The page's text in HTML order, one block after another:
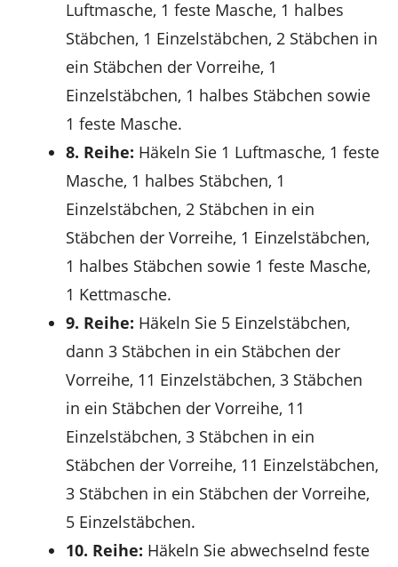
Luftmasche, 1 feste Masche, 1 halbes
Stäbchen, 1 Einzelstäbchen, 2 Stäbchen in
ein Stäbchen der Vorreihe, 1
Einzelstäbchen, 1 halbes Stäbchen sowie
1 feste Masche.
8. Reihe: Häkeln Sie 1 Luftmasche, 1 feste
Masche, 1 halbes Stäbchen, 1
Einzelstäbchen, 2 Stäbchen in ein
Stäbchen der Vorreihe, 1 Einzelstäbchen,
1 halbes Stäbchen sowie 1 feste Masche,
1 Kettmasche.
9. Reihe: Häkeln Sie 5 Einzelstäbchen,
dann 3 Stäbchen in ein Stäbchen der
Vorreihe, 11 Einzelstäbchen, 3 Stäbchen
in ein Stäbchen der Vorreihe, 11
Einzelstäbchen, 3 Stäbchen in ein
Stäbchen der Vorreihe, 11 Einzelstäbchen,
3 Stäbchen in ein Stäbchen der Vorreihe,
5 Einzelstäbchen.
10. Reihe: Häkeln Sie abwechselnd feste